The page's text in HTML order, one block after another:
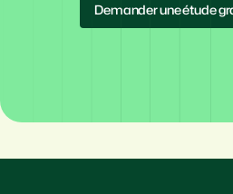
Demanderuneétudegr